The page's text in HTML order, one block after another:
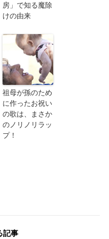
房」で知る魔除
けの由来
祖母が孫のため
に作ったお祝い
の歌は、まさか
のノリノリラッ
プ！
記事